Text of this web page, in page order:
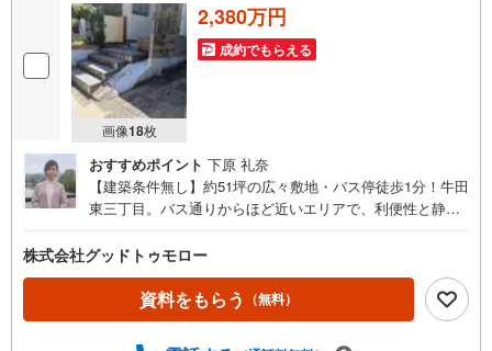
画像18枚
2,380万円
成約でもらえる
おすすめポイント 下原 礼奈
【建築条件無し】約51坪の広々敷地・バス停徒歩1分！牛田
東三丁目。バス通りからほど近いエリアで、利便性と静け
丁目」バス停 徒歩1分 ・建築条件無し・解体更地渡し予
定・前面道路幅員約1m セットバック要。 ※建物手前ま
での道路幅員は約2.5mあるため、セットバック後は車両通
行可能。
株式会社グッドトゥモロー
資料をもらう （無料）